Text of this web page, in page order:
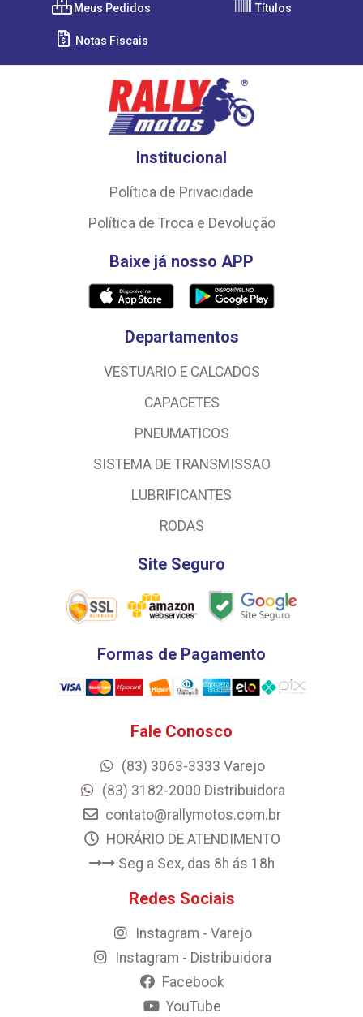
Meus Pedidos Títulos
Notas Fiscais
Institucional
Política de Privacidade
Política de Troca e Devolução
Baixe já nosso APP
Departamentos
VESTUARIO E CALCADOS
CAPACETES
PNEUMATICOS
SISTEMA DE TRANSMISSAO
LUBRIFICANTES
RODAS
Site Seguro
Formas de Pagamento
Fale Conosco
(83) 3063-3333 Varejo
(83) 3182-2000 Distribuidora
contato@rallymotos.com.br
HORÁRIO DE ATENDIMENTO
Seg a Sex, das 8h ás 18h
Redes Sociais
Instagram - Varejo
Instagram - Distribuidora
Facebook
YouTube